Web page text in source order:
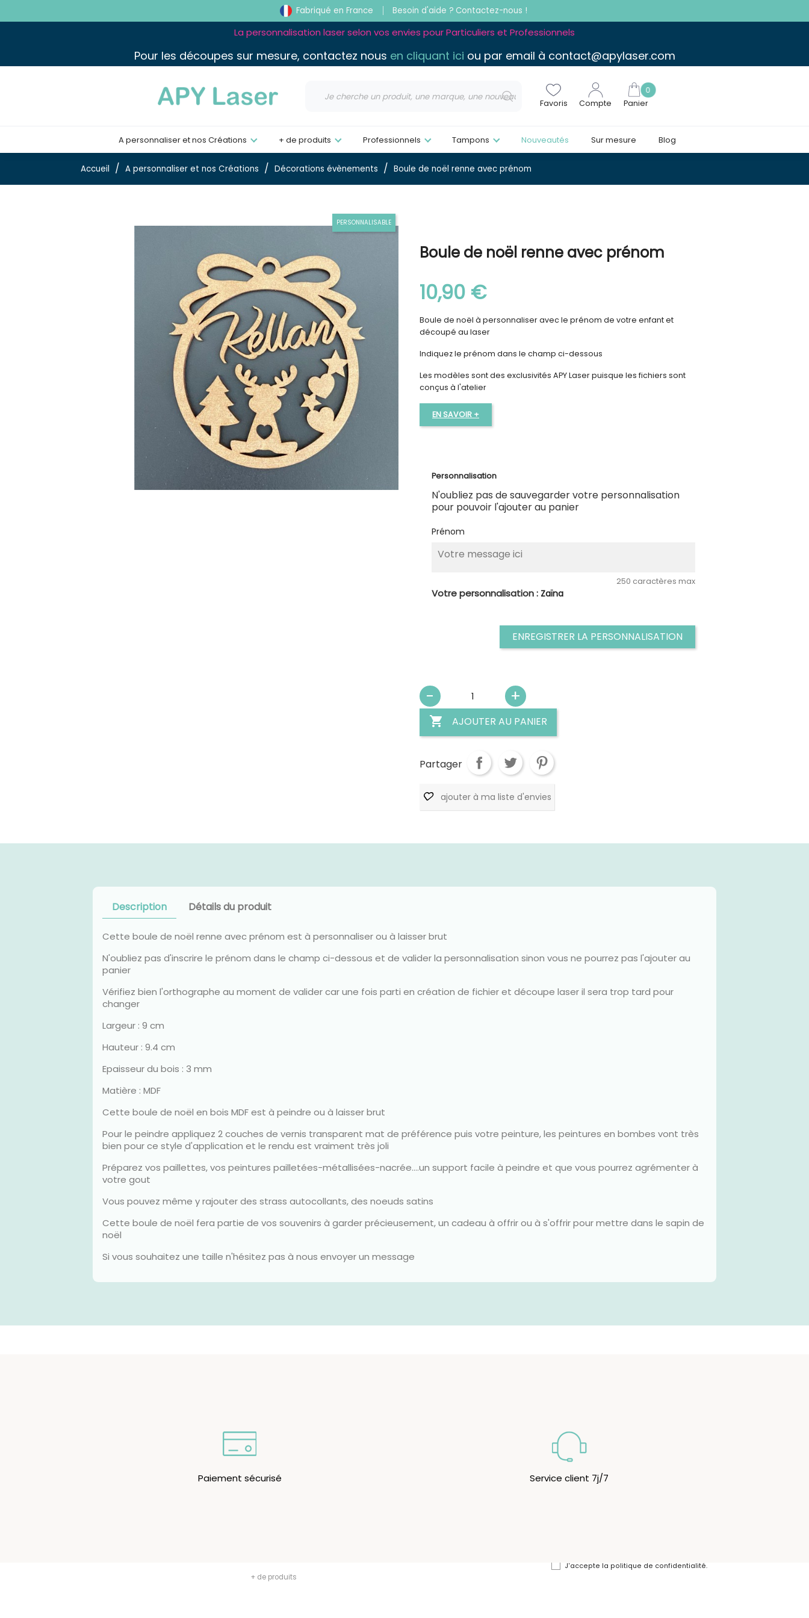
La personnalisation laser selon vos envies pour Particuliers et Professionnels
Pour les découpes sur mesure, contactez nous en cliquant ici ou par email à contact@apylaser.com
Fabriqué en France Besoin d'aide ? Contactez-nous !
Favoris Compte Panier
0
A personnaliser et nos Créations + de produits Professionnels Tampons Nouveautés Sur mesure Blog
Accueil A personnaliser et nos Créations Décorations évènements Boule de noël renne avec prénom
PERSONNALISABLE
Boule de noël renne avec prénom
10,90 €
Boule de noël à personnaliser avec le prénom de votre enfant et
découpé au laser
Indiquez le prénom dans le champ ci-dessous
Les modèles sont des exclusivités APY Laser puisque les fichiers sont
conçus à l'atelier
EN SAVOIR +
Personnalisation
N'oubliez pas de sauvegarder votre personnalisation
pour pouvoir l'ajouter au panier
Prénom
250 caractères max
Votre personnalisation : Zaïna
ENREGISTRER LA PERSONNALISATION
 AJOUTER AU PANIER
Partager
ajouter à ma liste d'envies
Description Détails du produit
Cette boule de noël renne avec prénom est à personnaliser ou à laisser brut
N'oubliez pas d'inscrire le prénom dans le champ ci-dessous et de valider la personnalisation sinon vous ne pourrez pas l'ajouter au
panier
Vérifiez bien l'orthographe au moment de valider car une fois parti en création de fichier et découpe laser il sera trop tard pour
changer
Largeur : 9 cm
Hauteur : 9.4 cm
Epaisseur du bois : 3 mm
Matière : MDF
Cette boule de noël en bois MDF est à peindre ou à laisser brut
Pour le peindre appliquez 2 couches de vernis transparent mat de préférence puis votre peinture, les peintures en bombes vont très
bien pour ce style d'application et le rendu est vraiment très joli
Préparez vos paillettes, vos peintures pailletées-métallisées-nacrée....un support facile à peindre et que vous pourrez agrémenter à
votre gout
Vous pouvez même y rajouter des strass autocollants, des noeuds satins
Cette boule de noël fera partie de vos souvenirs à garder précieusement, un cadeau à offrir ou à s'offrir pour mettre dans le sapin de
noël
Si vous souhaitez une taille n'hésitez pas à nous envoyer un message
Paiement sécurisé Service client 7j/7
Menu
+ de produits
Newsletter
J'accepte la politique de confidentialité.